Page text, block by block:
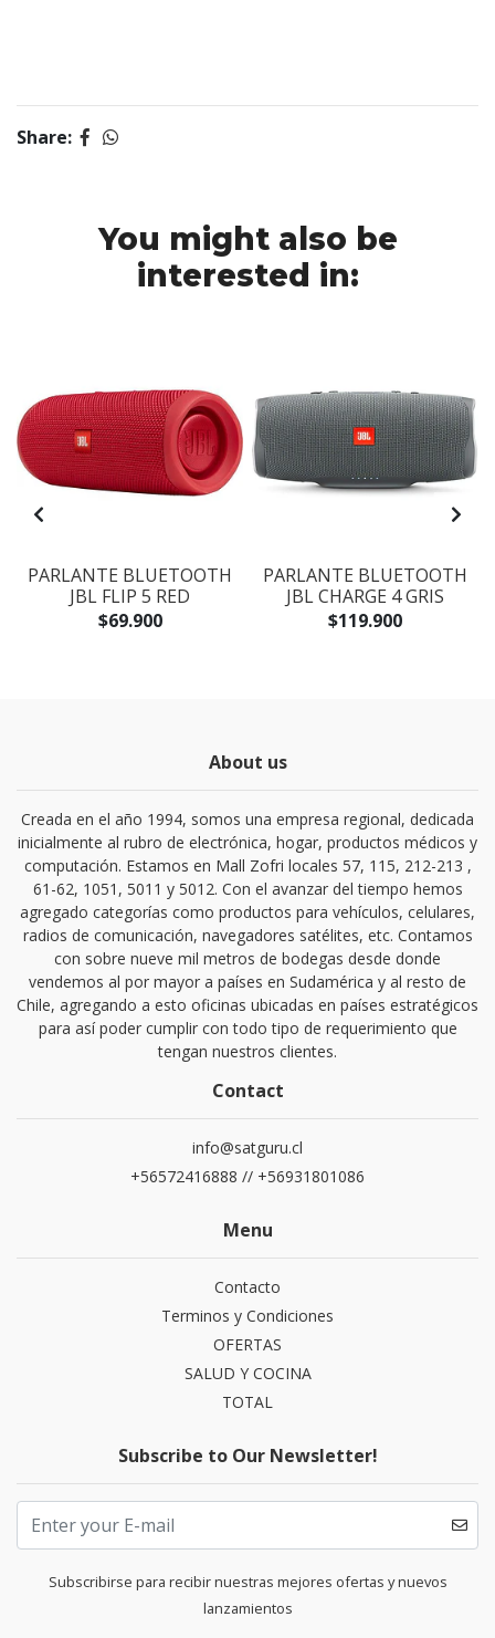
Share:
You might also be
interested in:
PARLANTE BLUETOOTH
JBL FLIP 5 RED
$69.900
PARLANTE BLUETOOTH
JBL CHARGE 4 GRIS
$119.900
About us
Creada en el año 1994, somos una empresa regional, dedicada
inicialmente al rubro de electrónica, hogar, productos médicos y
computación. Estamos en Mall Zofri locales 57, 115, 212-213 ,
61-62, 1051, 5011 y 5012. Con el avanzar del tiempo hemos
agregado categorías como productos para vehículos, celulares,
radios de comunicación, navegadores satélites, etc. Contamos
con sobre nueve mil metros de bodegas desde donde
vendemos al por mayor a países en Sudamérica y al resto de
Chile, agregando a esto oficinas ubicadas en países estratégicos
para así poder cumplir con todo tipo de requerimiento que
tengan nuestros clientes.
Contact
info@satguru.cl
+56572416888 // +56931801086
Menu
Contacto
Terminos y Condiciones
OFERTAS
SALUD Y COCINA
TOTAL
Subscribe to Our Newsletter!
Subscribirse para recibir nuestras mejores ofertas y nuevos
lanzamientos